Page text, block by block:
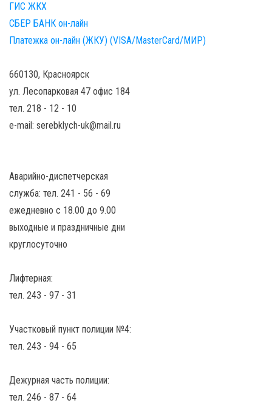
ГИС ЖКХ
СБЕР БАНК он-лайн
Платежка он-лайн (ЖКУ) (VISA/MasterCard/МИР)
660130, Красноярск
ул. Лесопарковая 47 офис 184
тел. 218 - 12 - 10
e-mail: serebklych-uk@mail.ru
Аварийно-диспетчерская
служба: тел. 241 - 56 - 69
ежедневно с 18.00 до 9.00
выходные и праздничные дни
круглосуточно
Лифтерная:
тел. 243 - 97 - 31
Участковый пункт полиции №4:
тел. 243 - 94 - 65
Дежурная часть полиции:
тел. 246 - 87 - 64